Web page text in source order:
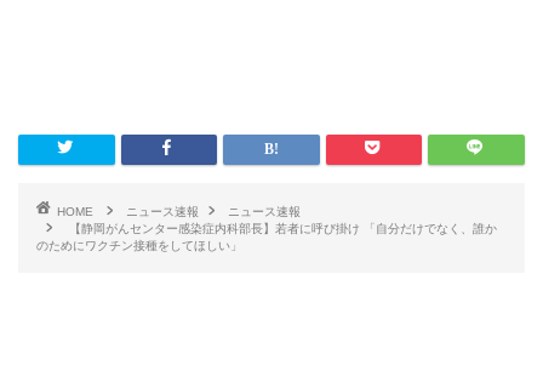
HOME ニュース速報
ニュース速報
【静岡がんセンター感染症内科部長】若者に呼び掛け 「自分だけでなく、誰か
のためにワクチン接種をしてほしい」